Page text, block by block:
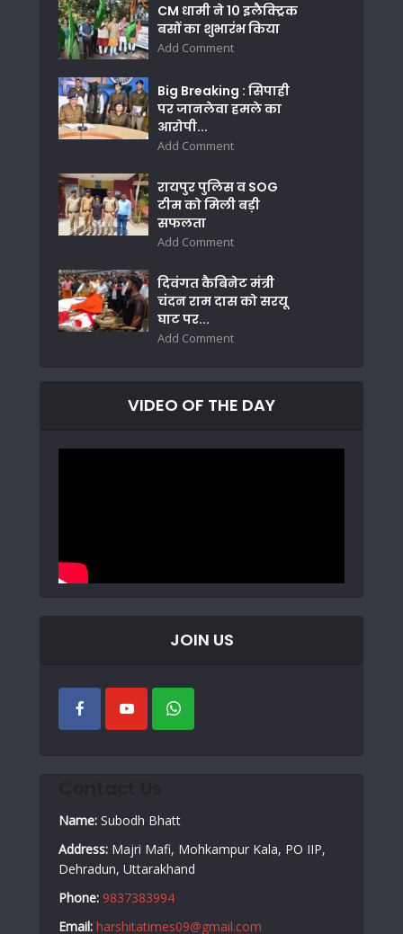
CM धामी ने 10 इलैक्ट्रिक
बसों का शुभारंभ किया
Add Comment
Big Breaking : सिपाही
पर जानलेवा हमले का
आरोपी...
Add Comment
रायपुर पुलिस व SOG
टीम को मिली बड़ी
सफलता
Add Comment
दिवंगत कैबिनेट मंत्री
चंदन राम दास को सरयू
घाट पर...
Add Comment
VIDEO OF THE DAY
JOIN US
Name: Subodh Bhatt
Address: Majri Mafi, Mohkampur Kala, PO IIP,
Dehradun, Uttarakhand
Phone: 9837383994
Email: harshitatimes09@gmail.com